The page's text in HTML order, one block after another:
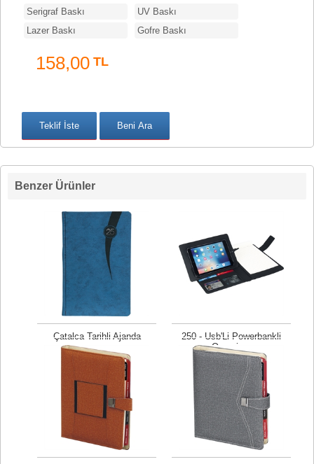
Serigraf Baskı
UV Baskı
Lazer Baskı
Gofre Baskı
158,00 TL
Benzer Ürünler
Çatalca Tarihli Ajanda
Fiyat isteyiniz
250 - Usb'Li Powerbankli
Organizer
Fiyat isteyiniz